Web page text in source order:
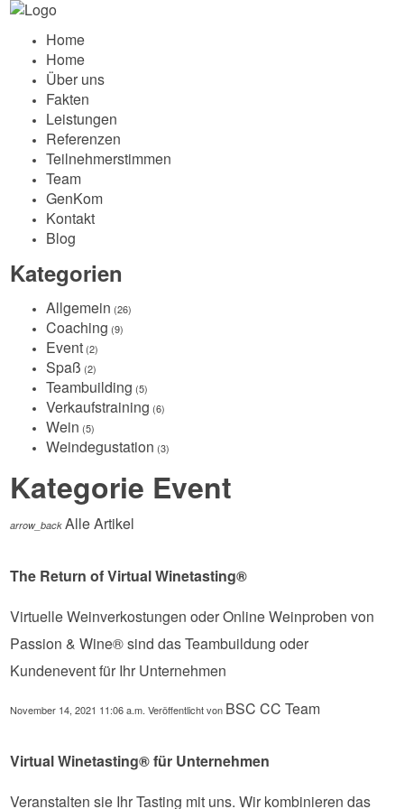
Home
Home
Über uns
Fakten
Leistungen
Referenzen
Teilnehmerstimmen
Team
GenKom
Kontakt
Blog
Kategorien
Allgemein (26)
Coaching (9)
Event (2)
Spaß (2)
Teambuilding (5)
Verkaufstraining (6)
Wein (5)
Weindegustation (3)
Kategorie Event
arrow_back Alle Artikel
The Return of Virtual Winetasting®
Virtuelle Weinverkostungen oder Online Weinproben von
Passion & Wine® sind das Teambuildung oder
Kundenevent für Ihr Unternehmen
November 14, 2021 11:06 a.m. Veröffentlicht von BSC CC Team
Virtual Winetasting® für Unternehmen
Veranstalten sie Ihr Tasting mit uns. Wir kombinieren das